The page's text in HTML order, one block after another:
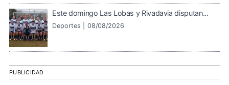
Este domingo Las Lobas y Rivadavia disputan...
Deportes | 08/08/2026
PUBLICIDAD